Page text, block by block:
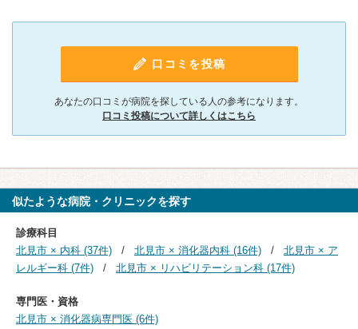
口コミを投稿
あなたの口コミが病院を探している人の参考になります。
口コミ投稿について詳しくはこちら
似たような病院・クリニックを探す
診療科目
北見市 × 内科 (37件)
北見市 × 消化器内科 (16件)
北見市 × ア
レルギー科 (7件)
北見市 × リハビリテーション科 (17件)
専門医・資格
北見市 × 消化器病専門医 (6件)